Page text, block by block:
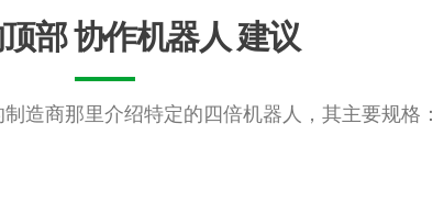
部协作机器人 建议
造商那里介绍特定的四倍机器人，其主要规格：